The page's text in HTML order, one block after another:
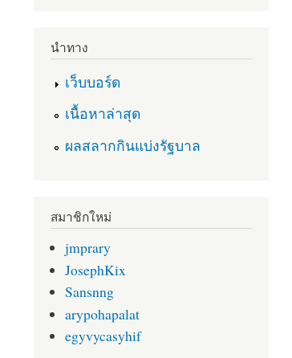
นำทาง
เว็บบอร์ด
เนื้อหาล่าสุด
ผลสลากกินแบ่งรัฐบาล
สมาชิกใหม่
jmprary
JosephKix
Sansnng
arypohapalat
egyvycasyhif